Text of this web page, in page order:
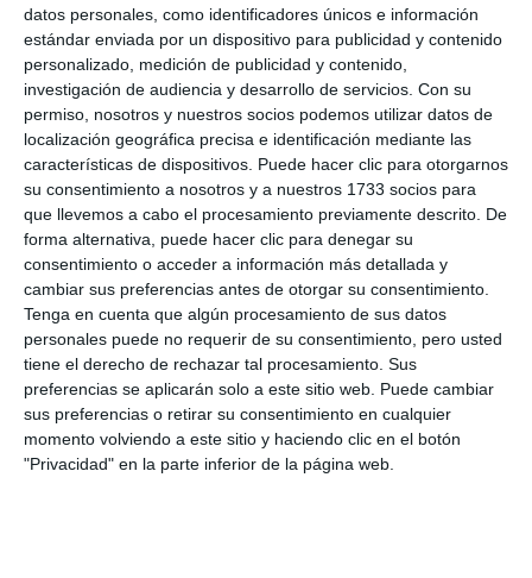
datos personales, como identificadores únicos e información
estándar enviada por un dispositivo para publicidad y contenido
personalizado, medición de publicidad y contenido,
investigación de audiencia y desarrollo de servicios. Con su
permiso, nosotros y nuestros socios podemos utilizar datos de
localización geográfica precisa e identificación mediante las
características de dispositivos. Puede hacer clic para otorgarnos
su consentimiento a nosotros y a nuestros 1733 socios para
que llevemos a cabo el procesamiento previamente descrito. De
forma alternativa, puede hacer clic para denegar su
consentimiento o acceder a información más detallada y
cambiar sus preferencias antes de otorgar su consentimiento.
Tenga en cuenta que algún procesamiento de sus datos
personales puede no requerir de su consentimiento, pero usted
tiene el derecho de rechazar tal procesamiento. Sus
preferencias se aplicarán solo a este sitio web. Puede cambiar
sus preferencias o retirar su consentimiento en cualquier
momento volviendo a este sitio y haciendo clic en el botón
"Privacidad" en la parte inferior de la página web.
muy buen equipo, buenas compañeras, que
intentan disfrutar con el juego”.
Desde el CP Mijas agradecen a la Federación
Malagueña de Baloncesto, la cesión de árbitros para
este torneo, y a la Concejalía de Deportes de Mijas
por su colaboración.
La cantera del CP Mijas están disfrutando con este torneo.